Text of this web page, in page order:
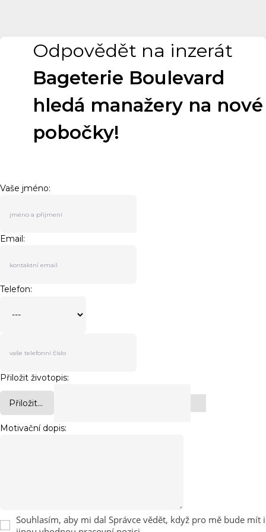
Odpovědět na inzerát
Bageterie Boulevard
hledá manažery na nové
pobočky!
Vaše jméno:
Email:
Telefon:
Přiložit životopis:
Přiložit...
Motivační dopis:
Souhlasím, aby mi dal Správce vědět, když pro mě bude mít i